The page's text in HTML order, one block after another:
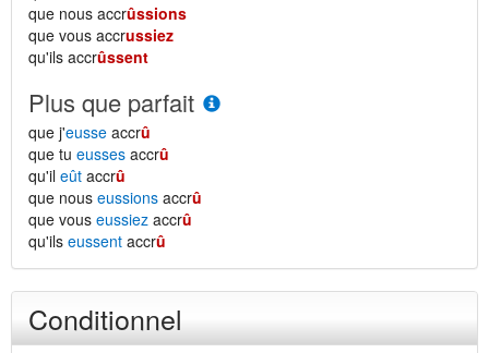
que nous accrûssions
que vous accrussiez
qu'ils accrûssent
Plus que parfait
que j'eusse accrû
que tu eusses accrû
qu'il eût accrû
que nous eussions accrû
que vous eussiez accrû
qu'ils eussent accrû
Conditionnel